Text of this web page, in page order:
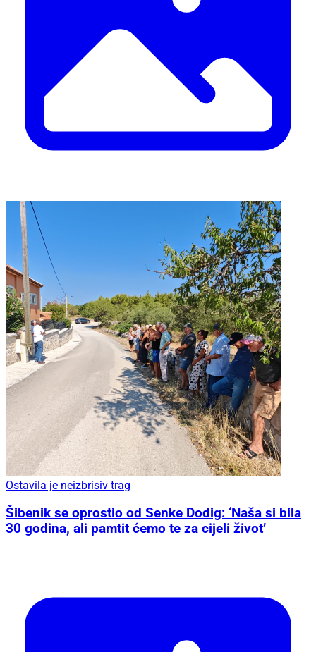
Ostavila je neizbrisiv trag
Šibenik se oprostio od Senke Dodig: ‘Naša si bila
30 godina, ali pamtit ćemo te za cijeli život’